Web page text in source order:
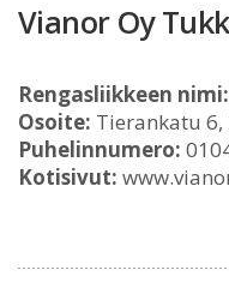
Vianor Oy
Rengasliikkeen nimi:
Osoite: Tierankatu
Puhelinnumero:
Kotisivut: